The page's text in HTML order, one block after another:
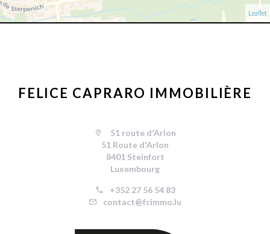
Leaflet
FELICE CAPRARO IMMOBILIÈRE
51 route d'Arlon
51 Route d'Arlon
8401 Steinfort
Luxembourg
+352 27 56 54 83
contact@fcimmo.lu